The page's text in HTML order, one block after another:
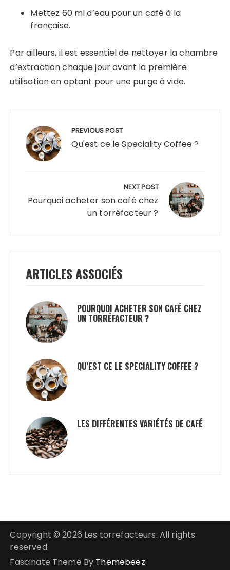
Mettez 60 ml d’eau pour un café à la
française.
Par ailleurs, il est essentiel de nettoyer la chambre
d’extraction chaque jour avant la première
utilisation en optant pour une purge à vide.
l’article
PREVIOUS POST
Qu'est ce le Speciality Coffee ?
NEXT POST
Pourquoi acheter son café chez
un torréfacteur ?
ARTICLES ASSOCIÉS
POURQUOI ACHETER SON CAFÉ CHEZ
UN TORRÉFACTEUR ?
QU’EST CE LE SPECIALITY COFFEE ?
LES DIFFÉRENTES VARIÉTÉS DE CAFÉ
Copyright © 2026 Les torrefacteurs. All rights
reserved.
Fascinate Theme By Themebeez